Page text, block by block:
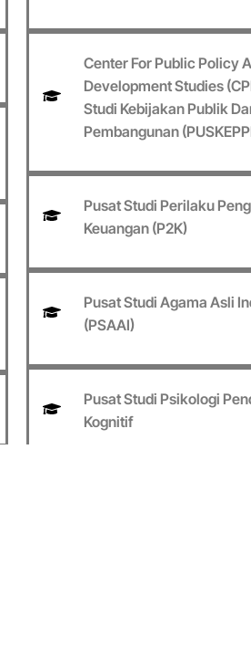
Center For Public Policy
Development Studies
Studi Kebijakan Publik
Pembangunan
Pusat Studi Perilaku
Keuangan (P2K)
Pusat Studi Agama Asli
(PSAAI)
Pusat Studi Psikologi
Kognitif